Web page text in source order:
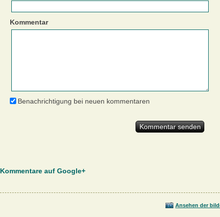
Kommentar
Benachrichtigung bei neuen kommentaren
Kommentare auf Google+
Ansehen der